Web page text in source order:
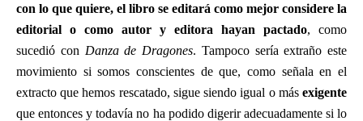
con lo que quiere, el libro se editará como mejor considere la
editorial o como autor y editora hayan pactado, como
sucedió con Danza de Dragones. Tampoco sería extraño este
movimiento si somos conscientes de que, como señala en el
extracto que hemos rescatado, sigue siendo igual o más exigente
que entonces y todavía no ha podido digerir adecuadamente si lo